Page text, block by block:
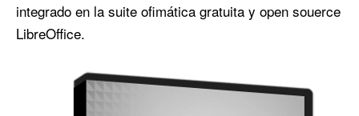
integrado en la suite ofimática gratuita y open souerce
LibreOffice.